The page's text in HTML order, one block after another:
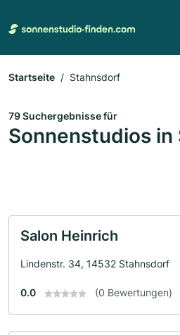
Startseite Stahnsdorf
79 Suchergebnisse für
Sonnenstudios
Salon Heinrich
Lindenstr. 34, 14532 Stahnsdorf
0.0 (0 Bewertungen)